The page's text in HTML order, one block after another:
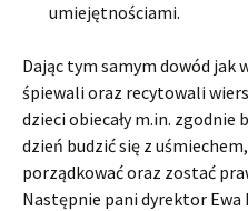
umiejętnościami.
Dając tym samym dowód
śpiewali oraz recytowali
dzieci obiecały m.in. zgodnie
dzień budzić się z
porządkować oraz zostać
Następnie pani dyrektor Ewa